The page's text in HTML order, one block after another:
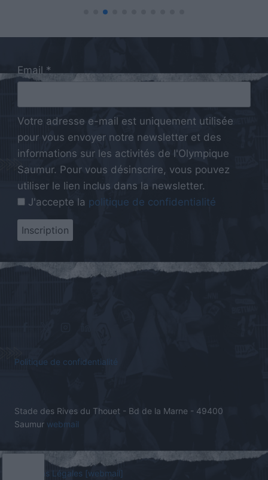
Email *
Votre adresse e-mail est uniquement utilisée
pour vous envoyer notre newsletter et des
informations sur les activités de l'Olympique
Saumur. Pour vous désinscrire, vous pouvez
utiliser le lien inclus dans la newsletter.
J'accepte la politique de confidentialité
Politique de confidentialité
Stade des Rives du Thouet - Bd de la Marne - 49400
Saumur webmail
Mentions Légales [webmail]